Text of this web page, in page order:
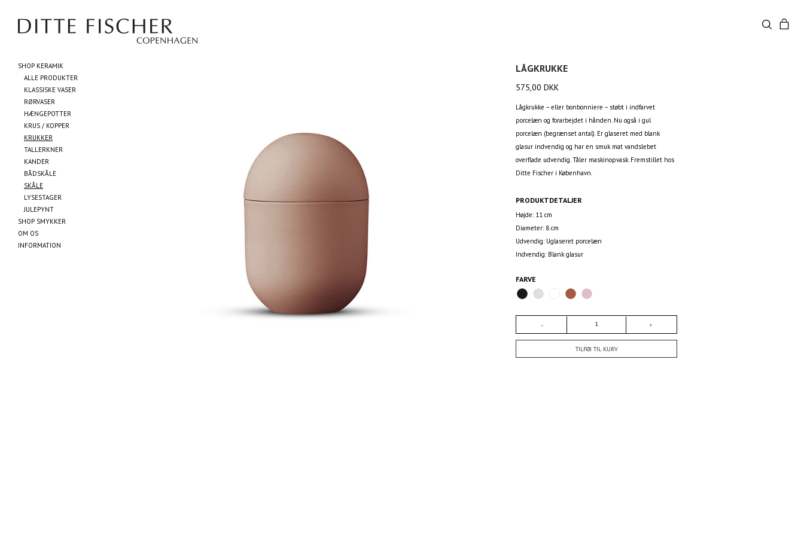
SHOP KERAMIK
ALLE PRODUKTER
KLASSISKE VASER
RØRVASER
HÆNGEPOTTER
KRUS / KOPPER
KRUKKER
TALLERKNER
KANDER
BÅDSKÅLE
SKÅLE
LYSESTAGER
JULEPYNT
SHOP SMYKKER
OM OS
INFORMATION
LÅGKRUKKE
575,00 DKK
Lågkrukke – eller bonbonniere – støbt i indfarvet
porcelæn og forarbejdet i hånden. Nu også i gul
porcelæn (begrænset antal). Er glaseret med blank
glasur indvendig og har en smuk mat vandslebet
overflade udvendig. Tåler maskinopvask. Fremstillet hos
Ditte Fischer i København.
PRODUKTDETALJER
Højde: 11 cm
Diameter: 8 cm
Udvendig: Uglaseret porcelæn
Indvendig: Blank glasur
FARVE
TILFØJ TIL KURV